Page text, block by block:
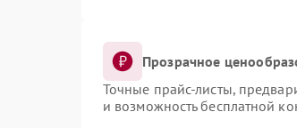
Прозрачное
Точные прайс-листы,
и возможность бесплатной